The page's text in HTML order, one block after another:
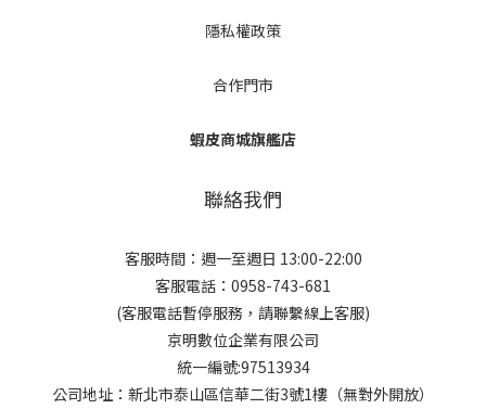
隱私權政策
合作門市
蝦皮商城旗艦店
聯絡我們
客服時間：週一至週日 13:00-22:00
客服電話：0958-743-681
(客服電話暫停服務，請聯繫線上客服)
京明數位企業有限公司
統一編號:97513934
公司地址：新北市泰山區信華二街3號1樓（無對外開放）